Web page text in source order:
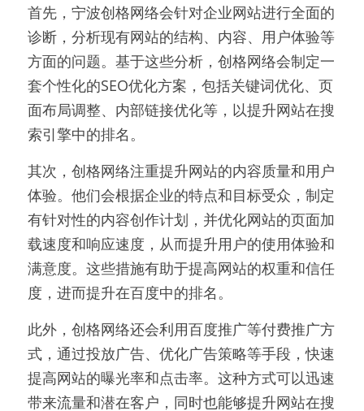
首先，宁波创格网络会针对企业网站进行全面的
诊断，分析现有网站的结构、内容、用户体验等
方面的问题。基于这些分析，创格网络会制定一
套个性化的SEO优化方案，包括关键词优化、页
面布局调整、内部链接优化等，以提升网站在搜
索引擎中的排名。
其次，创格网络注重提升网站的内容质量和用户
体验。他们会根据企业的特点和目标受众，制定
有针对性的内容创作计划，并优化网站的页面加
载速度和响应速度，从而提升用户的使用体验和
满意度。这些措施有助于提高网站的权重和信任
度，进而提升在百度中的排名。
此外，创格网络还会利用百度推广等付费推广方
式，通过投放广告、优化广告策略等手段，快速
提高网站的曝光率和点击率。这种方式可以迅速
带来流量和潜在客户，同时也能够提升网站在搜